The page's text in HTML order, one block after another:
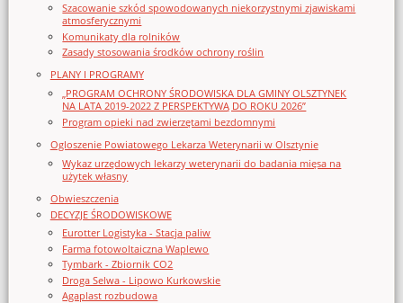
Szacowanie szkód spowodowanych niekorzystnymi zjawiskami
atmosferycznymi
Komunikaty dla rolników
Zasady stosowania środków ochrony roślin
PLANY I PROGRAMY
„PROGRAM OCHRONY ŚRODOWISKA DLA GMINY OLSZTYNEK
NA LATA 2019-2022 Z PERSPEKTYWĄ DO ROKU 2026”
Program opieki nad zwierzętami bezdomnymi
Ogloszenie Powiatowego Lekarza Weterynarii w Olsztynie
Wykaz urzędowych lekarzy weterynarii do badania mięsa na
użytek własny
Obwieszczenia
DECYZJE ŚRODOWISKOWE
Eurotter Logistyka - Stacja paliw
Farma fotowoltaiczna Waplewo
Tymbark - Zbiornik CO2
Droga Selwa - Lipowo Kurkowskie
Agaplast rozbudowa